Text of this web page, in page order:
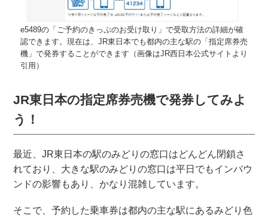
e5489の「ご予約のきっぷのお受け取り」で受取方法の詳細が確
認できます。現在は、JR東日本でも都内の主な駅の「指定席券売
機」で発券することができます（画像はJR西日本公式サイトより
引用）
JR東日本の指定席券売機で発券してみよ
う！
最近、JR東日本の駅のみどりの窓口はどんどん閉鎖さ
れており、大きな駅のみどりの窓口は平日でもインバウ
ンドの影響もあり、かなり混雑しています。
そこで、予約した乗車券は都内の主な駅にあるみどり色